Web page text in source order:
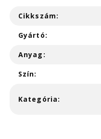
Cikkszám:
Gyártó:
Anyag:
Szín:
Kategória: